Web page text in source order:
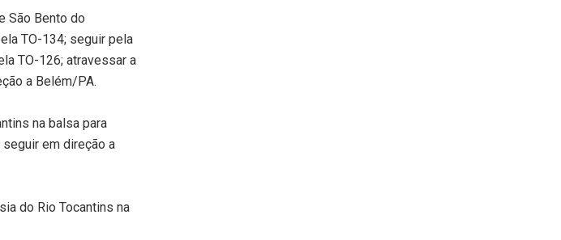
São Bento do
TO-134; seguir pela
TO-126; atravessar a
a Belém/PA.
na balsa para
em direção a
do Rio Tocantins na